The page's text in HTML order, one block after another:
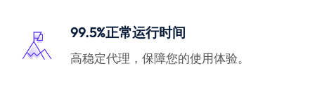
99.5%正常运行时间
高稳定代理，保障您的使用体验。